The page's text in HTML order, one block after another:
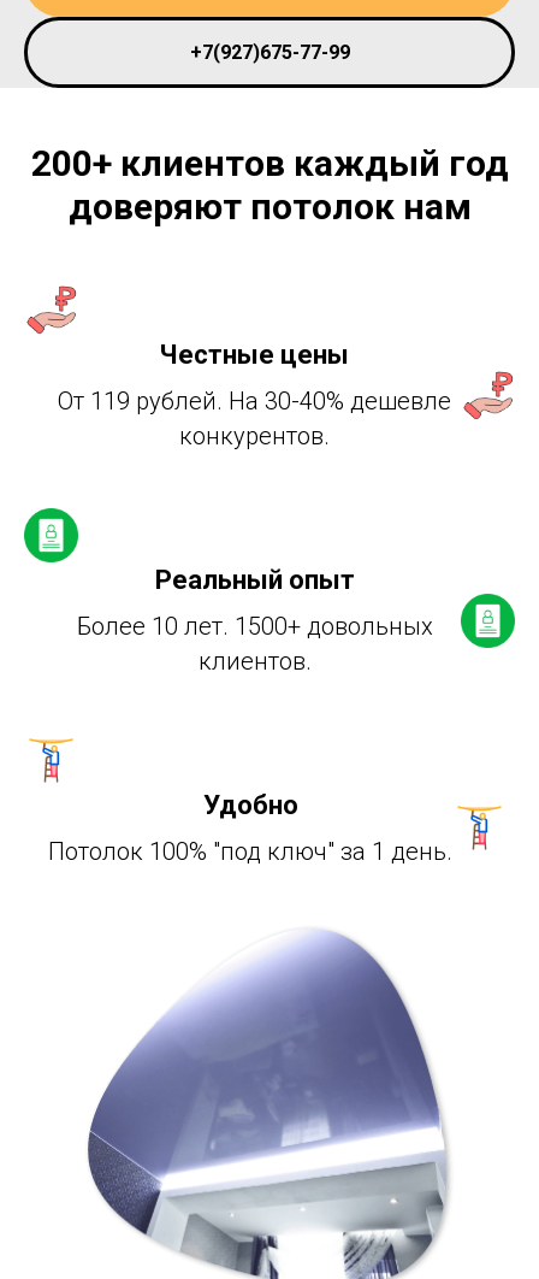
+7(927)675-77-99
200+ клиентов каждый год
доверяют потолок нам
Честные цены
От 119 рублей. На 30-40% дешевле
конкурентов.
Реальный опыт
Более 10 лет. 1500+ довольных
клиентов.
Удобно
Потолок 100% "под ключ" за 1 день.